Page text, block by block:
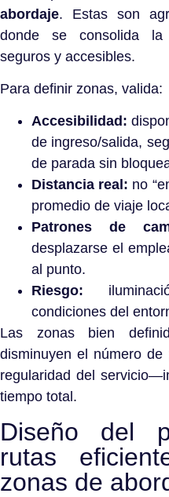
abordaje. Estas son
donde se consolida
seguros y accesibles.
Para definir zonas, valida:
Accesibilidad:
de ingreso/salida,
de parada sin
Distancia real: no
promedio de viaje
Patrones de
desplazarse el
al punto.
Riesgo:
condiciones del
Las zonas bien
disminuyen el número
regularidad del
tiempo total.
Diseño del
rutas
zonas de